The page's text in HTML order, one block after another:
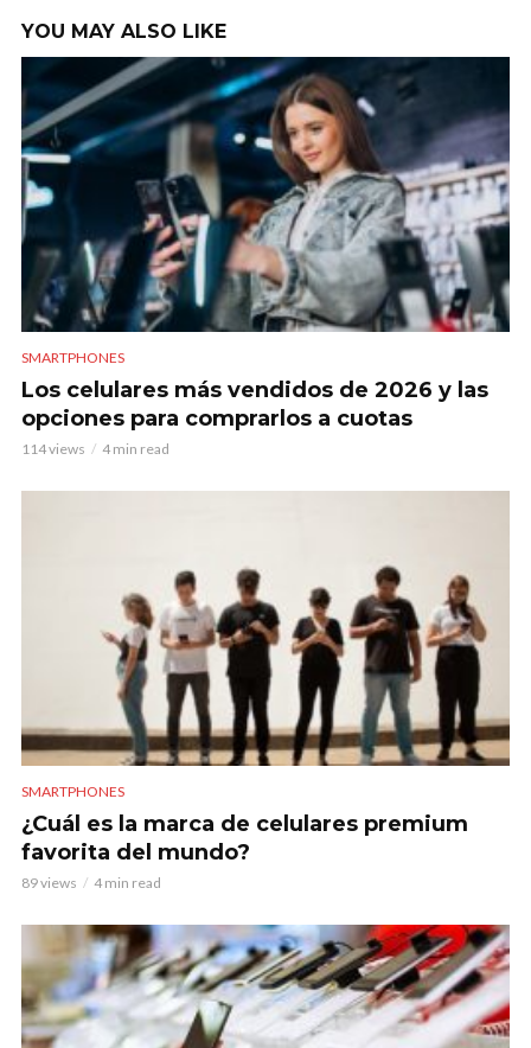
YOU MAY ALSO LIKE
SMARTPHONES
Los celulares más vendidos de 2026 y las
opciones para comprarlos a cuotas
114 views 4 min read
SMARTPHONES
¿Cuál es la marca de celulares premium
favorita del mundo?
89 views 4 min read